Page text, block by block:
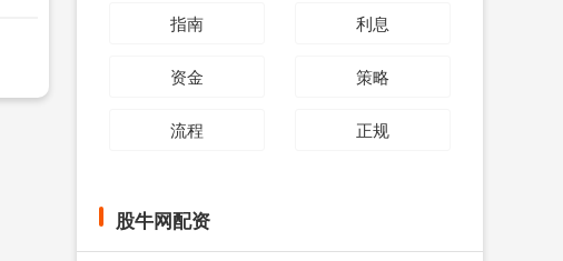
指南 利息
资金 策略
流程 正规
股牛网配资